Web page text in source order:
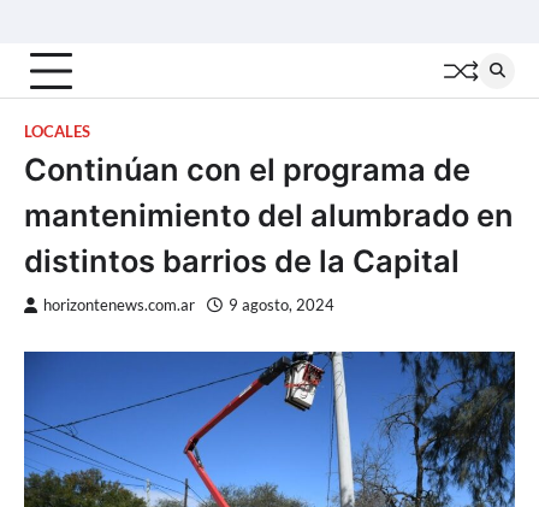
content
LOCALES
Continúan con el programa de
mantenimiento del alumbrado en
distintos barrios de la Capital
horizontenews.com.ar 9 agosto, 2024